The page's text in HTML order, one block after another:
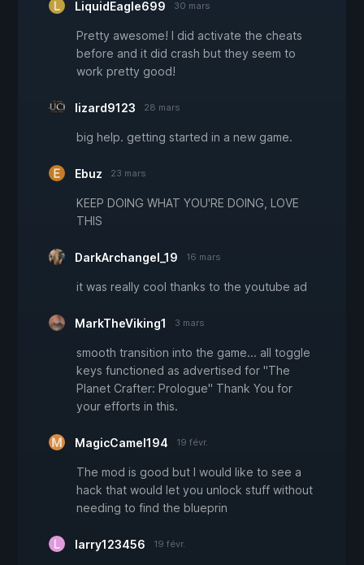
LiquidEagle699 30 mars
Pretty awesome! I did activate the cheats
before and it did crash but they seem to
work pretty good!
lizard9123 28 mars
big help. getting started in a new game.
Ebuz 23 mars
KEEP DOING WHAT YOU'RE DOING, LOVE
THIS
DarkArchangel_19 16 mars
it was really cool thanks to the youtube ad
MarkTheViking1 3 mars
smooth transition into the game... all toggle
keys functioned as advertised for "The
Planet Crafter: Prologue" Thank You for
your efforts in this.
MagicCamel194 19 févr.
The mod is good but I would like to see a
hack that would let you unlock stuff without
needing to find the blueprin
larry123456 19 févr.